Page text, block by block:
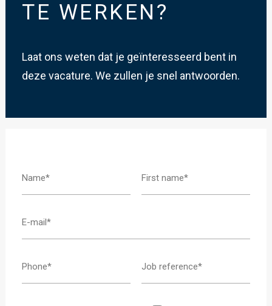
TE WERKEN?
Laat ons weten dat je geïnteresseerd bent in
deze vacature. We zullen je snel antwoorden.